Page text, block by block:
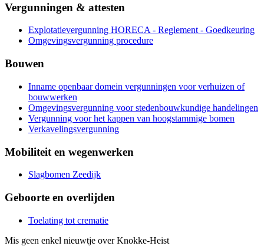
Vergunningen & attesten
Explotatievergunning HORECA - Reglement - Goedkeuring
Omgevingsvergunning procedure
Bouwen
Inname openbaar domein vergunningen voor verhuizen of
bouwwerken
Omgevingsvergunning voor stedenbouwkundige handelingen
Vergunning voor het kappen van hoogstammige bomen
Verkavelingsvergunning
Mobiliteit en wegenwerken
Slagbomen Zeedijk
Geboorte en overlijden
Toelating tot crematie
Mis geen enkel nieuwtje over Knokke-Heist